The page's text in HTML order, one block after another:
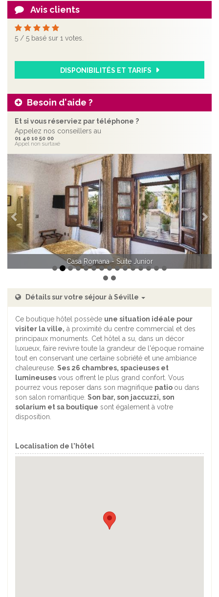
Avis clients
5 / 5 basé sur 1 votes.
DISPONIBILITÉS ET TARIFS
Besoin d'aide ?
Et si vous réserviez par téléphone ?
Appelez nos conseillers au
01 40 10 50 00
Appel non surtaxé
Casa Romana - Suite Junior
Casa Romana - Suite Junior
Précédent
Détails sur votre séjour à Séville
Ce boutique hôtel possède une situation idéale pour
visiter la ville, à proximité du centre commercial et des
principaux monuments. Cet hôtel a su, dans un décor
luxueux, faire revivre toute la grandeur de l'époque romaine
tout en conservant une certaine sobriété et une ambiance
chaleureuse. Ses 26 chambres, spacieuses et
lumineuses vous offrent le plus grand confort. Vous
pourrez vous reposer dans son magnifique patio ou dans
son salon romantique. Son bar, son jaccuzzi, son
solarium et sa boutique sont également à votre
disposition.
Localisation de l'hôtel